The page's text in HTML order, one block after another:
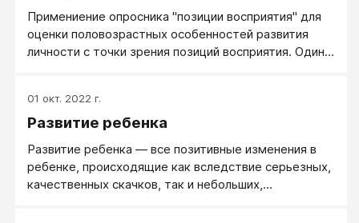
Примениение опросника "позиции восприятия" для
оценки половозрастных особенностей развития
личности с точки зрения позиций восприятия. Один
«позиция восприятия». Основных, классических,
позиций пять...
01 окт. 2022 г.
Развитие ребенка
Развитие ребенка — все позитивные изменения в
ребенке, происходящие как вследствие серьезных,
качественных скачков, так и небольших,